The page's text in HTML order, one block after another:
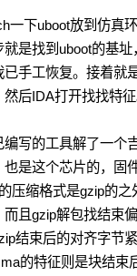
一下uboot放到仿真
就是找到uboot的基
已手工恢复。接着就
后IDA打开找找特征
编写的工具解了一个
也是这个芯片的，固
压缩格式是gzip的
而且gzip解包找结束
结束后的对齐字节
的特征则是块结束